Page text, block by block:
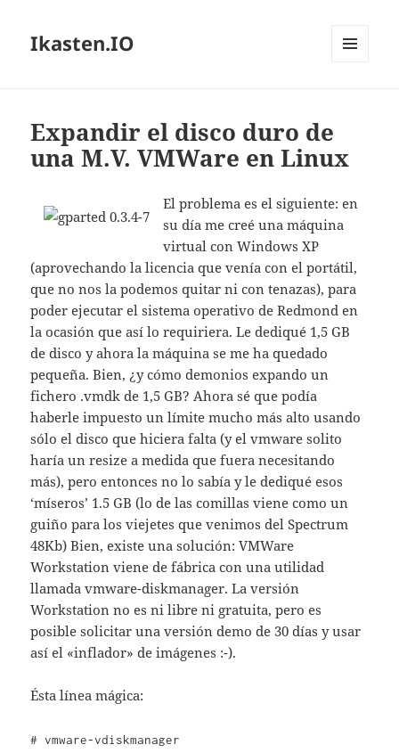
Ikasten.IO
Expandir el disco duro de
una M.V. VMWare en Linux
El problema es el siguiente: en
su día me creé una máquina
virtual con Windows XP
(aprovechando la licencia que venía con el portátil,
que no nos la podemos quitar ni con tenazas), para
poder ejecutar el sistema operativo de Redmond en
la ocasión que así lo requiriera. Le dediqué 1,5 GB
de disco y ahora la máquina se me ha quedado
pequeña. Bien, ¿y cómo demonios expando un
fichero .vmdk de 1,5 GB? Ahora sé que podía
haberle impuesto un límite mucho más alto usando
sólo el disco que hiciera falta (y el vmware solito
haría un resize a medida que fuera necesitando
más), pero entonces no lo sabía y le dediqué esos
‘míseros’ 1.5 GB (lo de las comillas viene como un
guiño para los viejetes que venimos del Spectrum
48Kb) Bien, existe una solución: VMWare
Workstation viene de fábrica con una utilidad
llamada vmware-diskmanager. La versión
Workstation no es ni libre ni gratuita, pero es
posible solicitar una versión demo de 30 días y usar
así el «inflador» de imágenes :-).
Ésta línea mágica:
# vmware-vdiskmanager